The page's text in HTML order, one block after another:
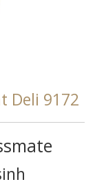
Deli 9172